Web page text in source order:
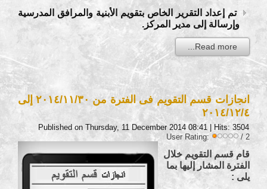
تم إعداد التقرير الخاص بتقويم الأبنية والمرافق المدرسية
وإرسالة إلى مدير المركز.
Read more...
انجازات قسم التقويم فى الفترة من ٢٠١٤/١١/٣٠ إلى
٢٠١٤/١٢/٤
Published on Thursday, 11 December 2014 08:41
| Hits: 3504
User Rating:
/ 2
قام قسم التقويم خلال
الفترة المشار إليها بما
يلى :